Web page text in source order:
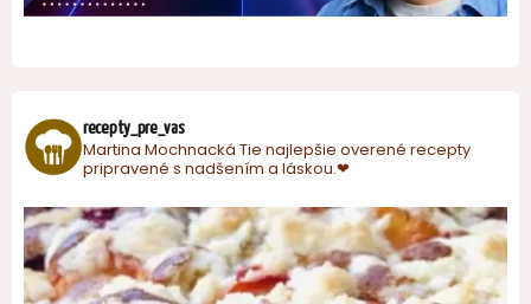
recepty_pre_vas
Martina Mochnacká Tie najlepšie overené recepty
pripravené s nadšením a láskou.❤